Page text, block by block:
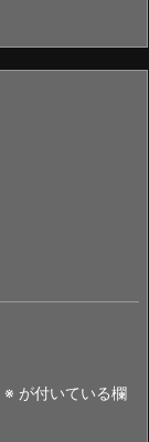
※ が付いている欄